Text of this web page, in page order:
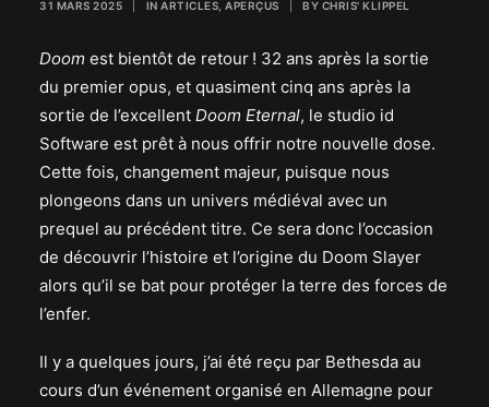
31 MARS 2025 IN ARTICLES APERÇUS BY CHRIS' KLIPPEL
Doom est bientôt de retour ! 32 ans après la sortie
du premier opus, et quasiment cinq ans après la
sortie de l’excellent Doom Eternal, le studio id
Software est prêt à nous offrir notre nouvelle dose.
Cette fois, changement majeur, puisque nous
plongeons dans un univers médiéval avec un
prequel au précédent titre. Ce sera donc l’occasion
de découvrir l’histoire et l’origine du Doom Slayer
alors qu’il se bat pour protéger la terre des forces de
l’enfer.
Il y a quelques jours, j’ai été reçu par Bethesda au
cours d’un événement organisé en Allemagne pour